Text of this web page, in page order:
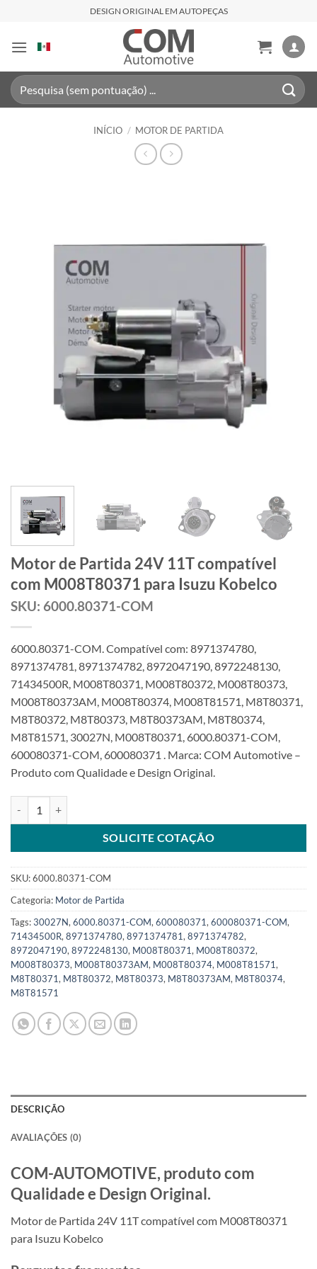
content
DESIGN ORIGINAL EM AUTOPEÇAS
Pesquisar
por:
INÍCIO / MOTOR DE PARTIDA
Motor de Partida 24V 11T compatível
com M008T80371 para Isuzu Kobelco
SKU: 6000.80371-COM
6000.80371-COM. Compatível com: 8971374780,
8971374781, 8971374782, 8972047190, 8972248130,
71434500R, M008T80371, M008T80372, M008T80373,
M008T80373AM, M008T80374, M008T81571, M8T80371,
M8T80372, M8T80373, M8T80373AM, M8T80374,
M8T81571, 30027N, M008T80371, 6000.80371-COM,
600080371-COM, 600080371 . Marca: COM Automotive –
Produto com Qualidade e Design Original.
SOLICITE COTAÇÃO
SKU:6000.80371-COM
Categoria: Motor de Partida
Tags:30027N, 6000.80371-COM, 600080371, 600080371-COM,
71434500R, 8971374780, 8971374781, 8971374782,
8972047190, 8972248130, M008T80371, M008T80372,
M008T80373, M008T80373AM, M008T80374, M008T81571,
M8T80371, M8T80372, M8T80373, M8T80373AM, M8T80374,
M8T81571
DESCRIÇÃO
AVALIAÇÕES (0)
COM-AUTOMOTIVE, produto com
Qualidade e Design Original.
Motor de Partida 24V 11T compatível com M008T80371
para Isuzu Kobelco